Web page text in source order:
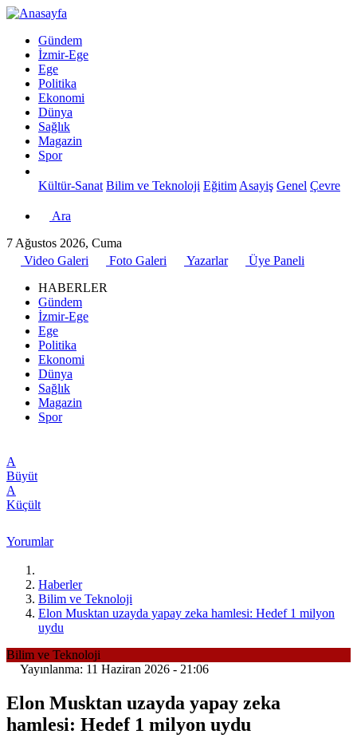
Gündem
İzmir-Ege
Ege
Politika
Ekonomi
Dünya
Sağlık
Magazin
Spor
Kültür-Sanat Bilim ve Teknoloji Eğitim Asayiş Genel Çevre
Ara
7 Ağustos 2026, Cuma
Video Galeri
Foto Galeri Yazarlar
Üye Paneli
HABERLER
Gündem
İzmir-Ege
Ege
Politika
Ekonomi
Dünya
Sağlık
Magazin
Spor
A
Büyüt
A
Küçült
Yorumlar
Haberler
Bilim ve Teknoloji
Elon Musktan uzayda yapay zeka hamlesi: Hedef 1 milyon
uydu
Bilim ve Teknoloji
Yayınlanma: 11 Haziran 2026 - 21:06
Elon Musktan uzayda yapay zeka
hamlesi: Hedef 1 milyon uydu